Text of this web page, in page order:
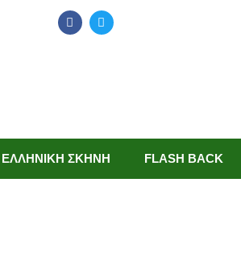
ΕΛΛΗΝΙΚΗ ΣΚΗΝΗ FLASH BACK